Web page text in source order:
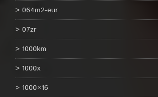
064m2-eur
07zr
1000km
1000x
1000×16